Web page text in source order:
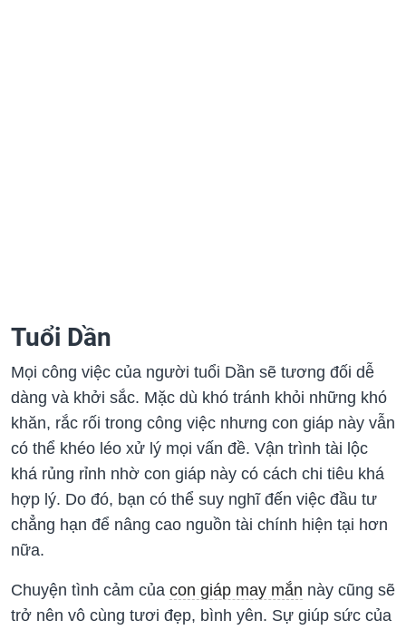
Tuổi Dần
Mọi công việc của người tuổi Dần sẽ tương đối dễ
dàng và khởi sắc. Mặc dù khó tránh khỏi những khó
khăn, rắc rối trong công việc nhưng con giáp này vẫn
có thể khéo léo xử lý mọi vấn đề. Vận trình tài lộc
khá rủng rỉnh nhờ con giáp này có cách chi tiêu khá
hợp lý. Do đó, bạn có thể suy nghĩ đến việc đầu tư
chẳng hạn để nâng cao nguồn tài chính hiện tại hơn
nữa.
Chuyện tình cảm của con giáp may mắn này cũng sẽ
trở nên vô cùng tươi đẹp, bình yên. Sự giúp sức của